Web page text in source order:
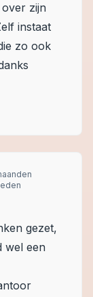
over zijn
instaat
zo ook
gezet,
wel een